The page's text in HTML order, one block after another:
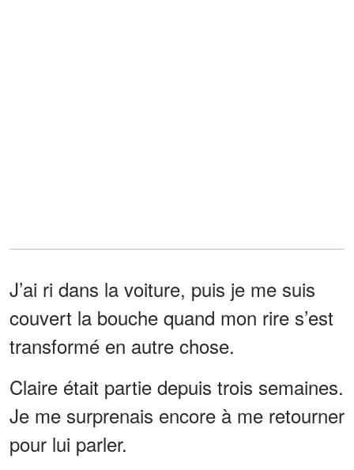
J’ai ri dans la voiture, puis je me suis
couvert la bouche quand mon rire s’est
transformé en autre chose.
Claire était partie depuis trois semaines.
Je me surprenais encore à me retourner
pour lui parler.